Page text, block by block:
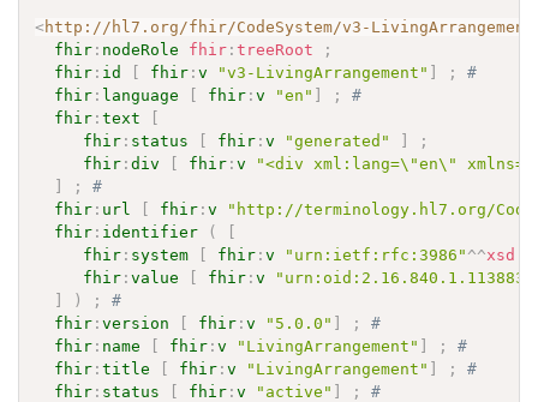
<http://hl7.org/fhir/CodeSystem/v3-LivingArrangement
fhir : nodeRole fhir :treeRoot
;
fhir : id fhir :v "v3-LivingArrangement" ;
#
fhir : language fhir :v "en" ;
#
fhir :text
fhir : status fhir :v "generated"
;
fhir :div fhir :v
"<div xml:lang=\"en\"
;
#
fhir : url fhir :v
"http://terminology.hl7.org/
fhir : identifier (
fhir : system fhir :v "urn:ietf:rfc:3986" ^^xsd
fhir :value fhir :v
) ;
#
fhir :version fhir :v "5.0.0" ;
#
fhir : name fhir :v "LivingArrangement" ;
#
fhir :title fhir :v "LivingArrangement" ;
#
fhir : status fhir :v "active" ;
#